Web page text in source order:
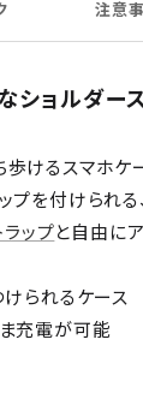
注意
ョルダース
けるスマホケ
プを付けられ
ップと自由に
けられるケース
充電が可能